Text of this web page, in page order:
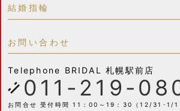
結婚指輪
お問い合わせ
Telephone BRIDAL 札幌駅前店
011-219-
お問合せ 受付時間 11：00～19：30（12/31･1/1